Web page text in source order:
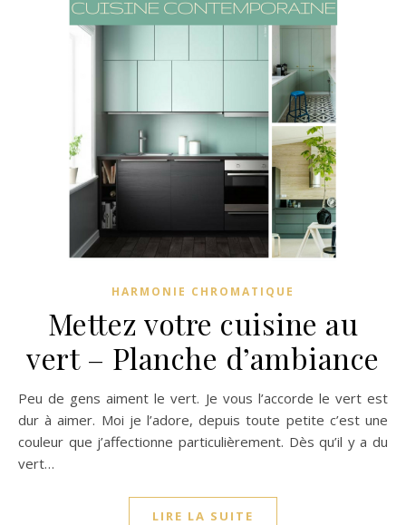
HARMONIE CHROMATIQUE
Mettez votre cuisine au
vert – Planche d’ambiance
Peu de gens aiment le vert. Je vous l’accorde le vert est
dur à aimer. Moi je l’adore, depuis toute petite c’est une
couleur que j’affectionne particulièrement. Dès qu’il y a du
vert…
LIRE LA SUITE